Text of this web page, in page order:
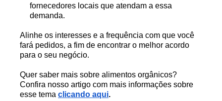
fornecedores locais que atendam a essa
demanda.
Alinhe os interesses e a frequência com que você
fará pedidos, a fim de encontrar o melhor acordo
para o seu negócio.
Quer saber mais sobre alimentos orgânicos?
Confira nosso artigo com mais informações sobre
esse tema clicando aqui.